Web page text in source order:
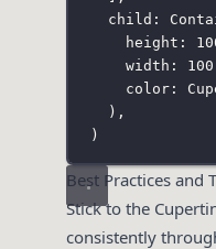
child :
height :
width : 100
color:
),
)
Best Practices and
Stick to the
consistently